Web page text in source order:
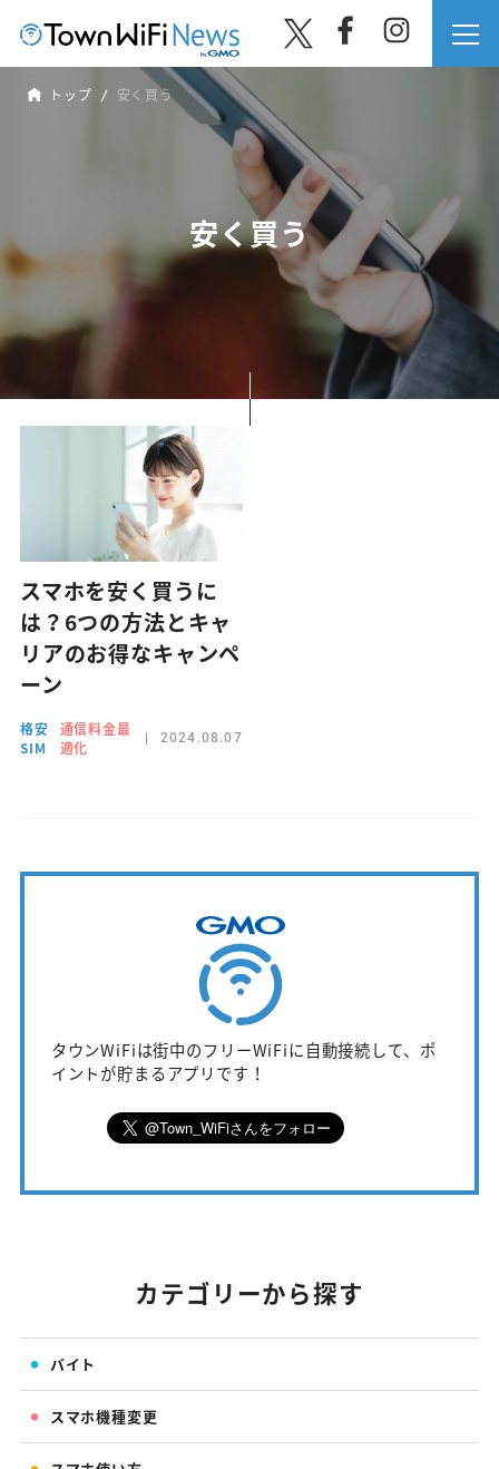
トップ 安く買う
安く買う
スマホを安く買うに
は？6つの方法とキャ
リアのお得なキャンペ
ーン
格安
SIM
通信料金最
適化
2024.08.07
タウンWiFiは街中のフリーWiFiに自動接続して、ポ
イントが貯まるアプリです！
カテゴリーから探す
バイト
スマホ機種変更